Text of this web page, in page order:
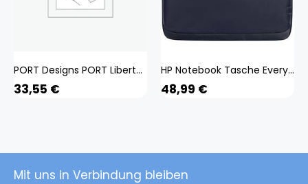
PORT Designs PORT Liberty III - Notebook-Tasche - 17`
33,55 €
HP Notebook Tasche Everyday Grau A08JWAA
48,99 €
Mit uns in Verbindung bleiben